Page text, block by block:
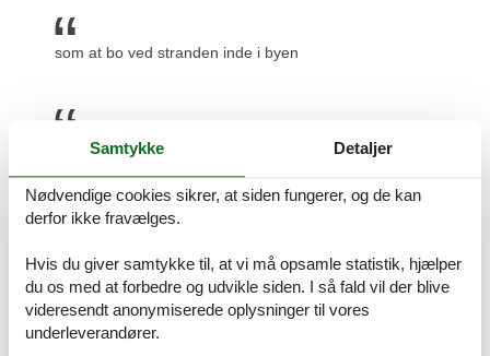
som at bo ved stranden inde i byen
Hyggelig by , med venlige mennesker
Prisgaranti og kundeservice
Når du har fundet det sommerhus Hvide Sande privat Slusen, som
direkte over nettet. Du vil helt automatisk være dækket af Felines
prisgaranti. Det betyder ganske enkelt at vi står inde for, at der ikke
er én eneste af vores konkurrenter, som udlejer dit foretrukne
sommerhus Hvide Sande privat Slusen til en pris, som er billigere
end den, du finder hos os.
Samtykke Detaljer
Nødvendige cookies sikrer, at siden fungerer, og de kan
derfor ikke fravælges.
Hvis du giver samtykke til, at vi må opsamle statistik, hjælper
du os med at forbedre og udvikle siden. I så fald vil der blive
videresendt anonymiserede oplysninger til vores
underleverandører.